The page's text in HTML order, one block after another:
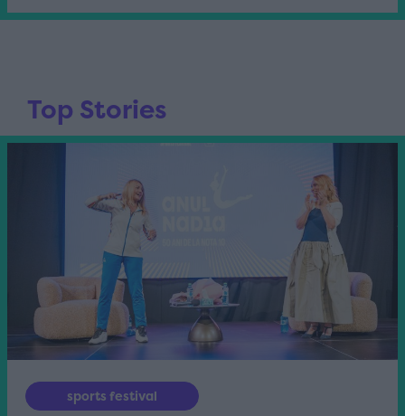
Top Stories
sports festival